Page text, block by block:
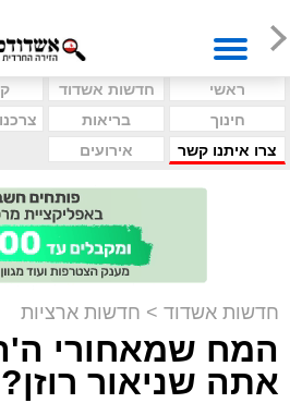
ראשי חדשות אשדוד
חינוך
בריאות
צרו איתנו קשר
אירועים
חדשות אשדוד > חדשות ארציות
המח שמאחורי
אתה שניאור רוזן?